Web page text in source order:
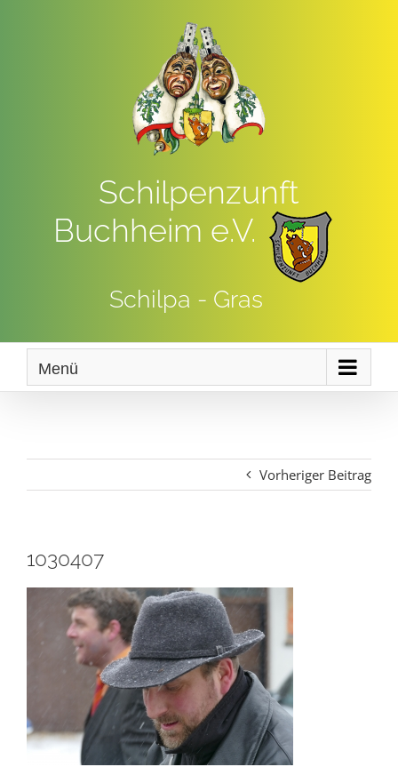
Schilpenzunft
Buchheim e.V.
Schilpa - Gras
Menü
Vorheriger Beitrag
1030407